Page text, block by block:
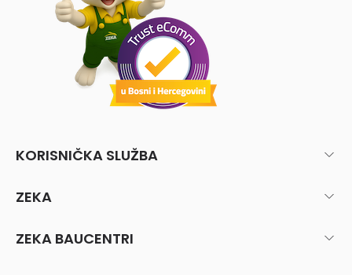
KORISNIČKA SLUŽBA
ZEKA
ZEKA BAUCENTRI